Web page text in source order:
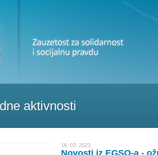
aktivnosti
16. 03. 2023.
Novosti iz EGSO-a -